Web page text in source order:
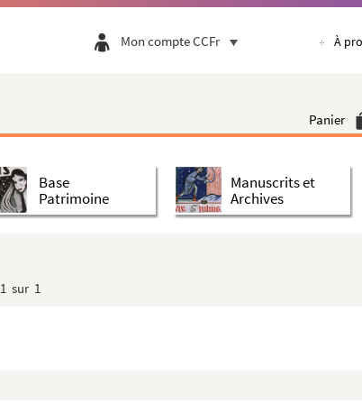
Mon compte CCFr À
Panier
Base
Patrimoine
Manuscrits et
Archives
1 sur 1